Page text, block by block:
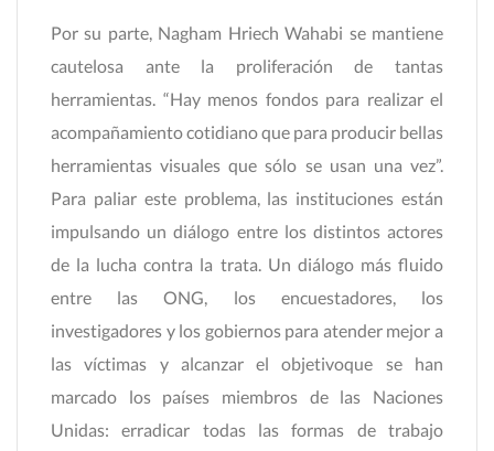
Por su parte, Nagham Hriech Wahabi se mantiene
cautelosa ante la proliferación de tantas
herramientas. “Hay menos fondos para realizar el
acompañamiento cotidiano que para producir bellas
herramientas visuales que sólo se usan una vez”.
Para paliar este problema, las instituciones están
impulsando un diálogo entre los distintos actores
de la lucha contra la trata. Un diálogo más fluido
entre las ONG, los encuestadores, los
investigadores y los gobiernos para atender mejor a
las víctimas y alcanzar el objetivoque se han
marcado los países miembros de las Naciones
Unidas: erradicar todas las formas de trabajo